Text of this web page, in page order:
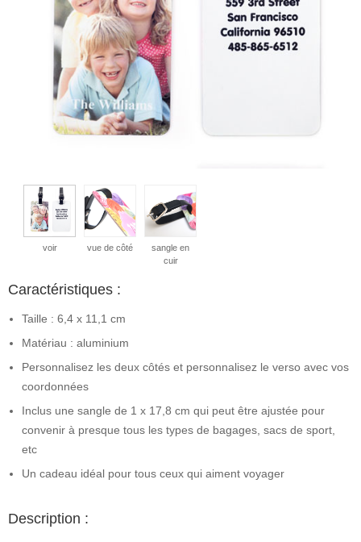
voir vue de côté
sangle en
cuir
Caractéristiques :
Taille : 6,4 x 11,1 cm
Matériau : aluminium
Personnalisez les deux côtés et personnalisez le verso avec vos
coordonnées
Inclus une sangle de 1 x 17,8 cm qui peut être ajustée pour
convenir à presque tous les types de bagages, sacs de sport,
etc
Un cadeau idéal pour tous ceux qui aiment voyager
Description :